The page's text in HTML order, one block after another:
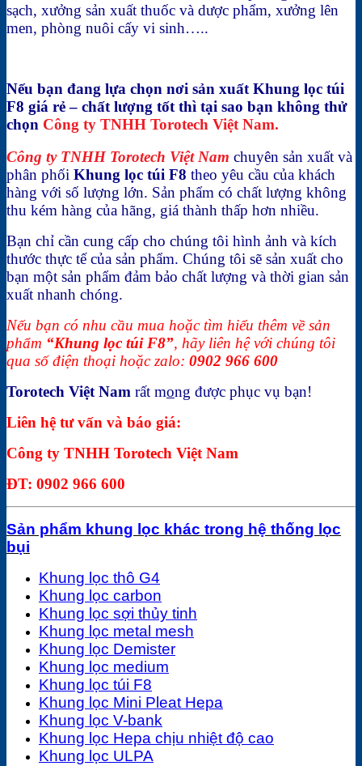
sạch, xưởng sản xuất thuốc và dược phẩm, xưởng lên
men, phòng nuôi cấy vi sinh…..
Nếu bạn đang lựa chọn nơi sản xuất Khung lọc túi
F8 giá rẻ – chất lượng tốt thì tại sao bạn không thử
chọn Công ty TNHH Torotech Việt Nam.
Công ty TNHH Torotech Việt Nam chuyên sản xuất và
phân phối Khung lọc túi F8 theo yêu cầu của khách
hàng với số lượng lớn. Sản phẩm có chất lượng không
thu kém hàng của hãng, giá thành thấp hơn nhiều.
Bạn chỉ cần cung cấp cho chúng tôi hình ảnh và kích
thước thực tế của sản phẩm. Chúng tôi sẽ sản xuất cho
bạn một sản phẩm đảm bảo chất lượng và thời gian sản
xuất nhanh chóng.
Nếu bạn có nhu cầu mua hoặc tìm hiểu thêm về sản
phẩm “Khung lọc túi F8”, hãy liên hệ với chúng tôi
qua số điện thoại hoặc zalo: 0902 966 600
Torotech Việt Nam rất mong được phục vụ bạn!
Liên hệ tư vấn và báo giá:
Công ty TNHH Torotech Việt Nam
ĐT: 0902 966 600
Sản phẩm khung lọc khác trong hệ thống lọc
bụi
Khung lọc thô G4
Khung lọc carbon
Khung lọc sợi thủy tinh
Khung lọc metal mesh
Khung lọc Demister
Khung lọc medium
Khung lọc túi F8
Khung lọc Mini Pleat Hepa
Khung lọc V-bank
Khung lọc Hepa chịu nhiệt độ cao
Khung lọc ULPA